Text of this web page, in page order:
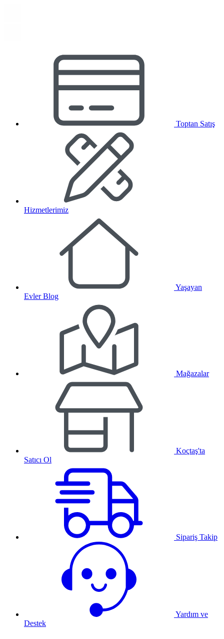
Toptan Satış
Hizmetlerimiz
Yaşayan
Evler Blog
Mağazalar
Koçtaş'ta
Satıcı Ol
Sipariş Takip
Yardım ve
Destek